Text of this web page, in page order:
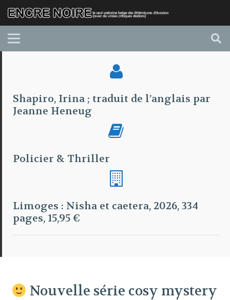
Shapiro, Irina ; traduit de l’anglais par
Jeanne Heneug
Policier & Thriller
Limoges : Nisha et caetera, 2026, 334
pages, 15,95 €
Nouvelle série cosy mystery